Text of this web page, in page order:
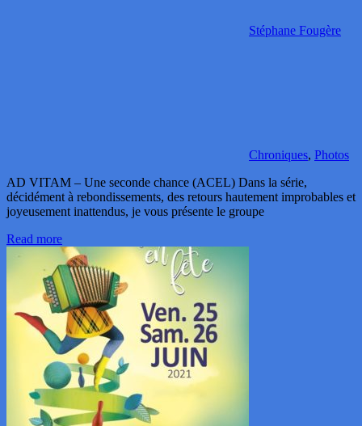
Stéphane Fougère
Chroniques, Photos
AD VITAM – Une seconde chance (ACEL) Dans la série,
décidément à rebondissements, des retours hautement improbables et
joyeusement inattendus, je vous présente le groupe
Read more